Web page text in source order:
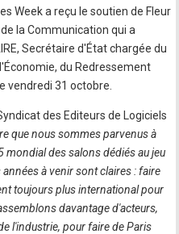
Week a reçu le soutien de Fleur
la Communication qui a
Secrétaire d'État chargée du
du Redressement
vendredi 31 octobre.
des Editeurs de Logiciels
que nous sommes parvenus à
mondial des salons dédiés au jeu
à venir sont claires : faire
toujours plus international pour
davantage d'acteurs,
l'industrie, pour faire de Paris